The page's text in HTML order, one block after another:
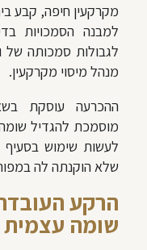
מקרקעין חיפה, קבע
למבנה הסמכויות
לגבולות סמכותה של
מנהל מיסוי מקרקעין.
ההכרעה עוסקת
מוסמכת להגדיל
שלא הוקנתה לה
הרקע
שומה עצמית